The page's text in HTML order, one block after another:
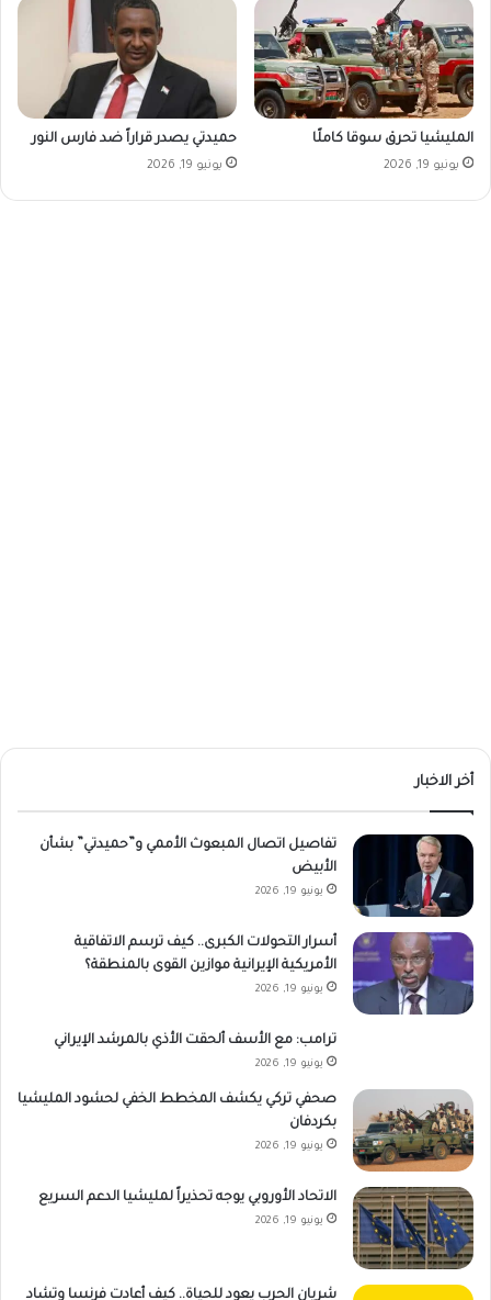
المليشيا تحرق سوقا كاملًا
يونيو 19, 2026
حميدتي يصدر قراراً ضد فارس النور
يونيو 19, 2026
أخر الاخبار
تفاصيل اتصال المبعوث الأممي و”حميدتي” بشأن
الأبيض
يونيو 19, 2026
أسرار التحولات الكبرى.. كيف ترسم الاتفاقية
الأمريكية الإيرانية موازين القوى بالمنطقة؟
يونيو 19, 2026
ترامب: مع الأسف ألحقت الأذي بالمرشد الإيراني
يونيو 19, 2026
صحفي تركي يكشف المخطط الخفي لحشود المليشيا
بكردفان
يونيو 19, 2026
الاتحاد الأوروبي يوجه تحذيراً لمليشيا الدعم السريع
يونيو 19, 2026
شريان الحرب يعود للحياة.. كيف أعادت فرنسا وتشاد